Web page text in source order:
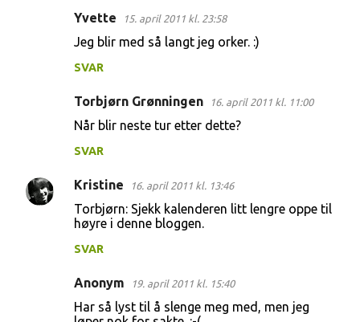
Yvette 15. april 2011 kl. 23:58
Jeg blir med så langt jeg orker. :)
SVAR
Torbjørn Grønningen 16. april 2011 kl. 11:00
Når blir neste tur etter dette?
SVAR
Kristine 16. april 2011 kl. 13:46
Torbjørn: Sjekk kalenderen litt lengre oppe til
høyre i denne bloggen.
SVAR
Anonym 19. april 2011 kl. 15:40
Har så lyst til å slenge meg med, men jeg